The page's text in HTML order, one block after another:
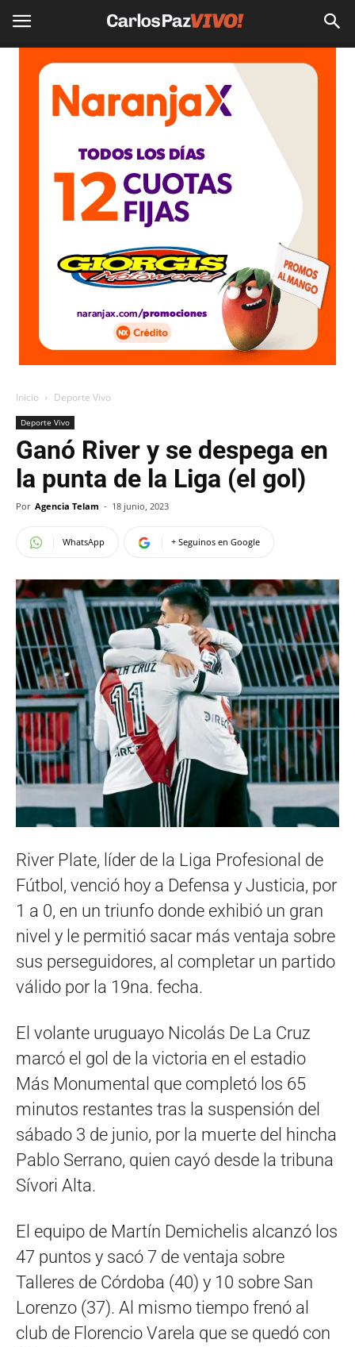
Inicio Deporte Vivo
Deporte Vivo
Ganó River y se despega en
la punta de la Liga (el gol)
Por Agencia Telam - 18 junio, 2023
WhatsApp + Seguinos en Google
River Plate, líder de la Liga Profesional de
Fútbol, venció hoy a Defensa y Justicia, por
1 a 0, en un triunfo donde exhibió un gran
nivel y le permitió sacar más ventaja sobre
sus perseguidores, al completar un partido
válido por la 19na. fecha.
El volante uruguayo Nicolás De La Cruz
marcó el gol de la victoria en el estadio
Más Monumental que completó los 65
minutos restantes tras la suspensión del
sábado 3 de junio, por la muerte del hincha
Pablo Serrano, quien cayó desde la tribuna
Sívori Alta.
El equipo de Martín Demichelis alcanzó los
47 puntos y sacó 7 de ventaja sobre
Talleres de Córdoba (40) y 10 sobre San
Lorenzo (37). Al mismo tiempo frenó al
club de Florencio Varela que se quedó con